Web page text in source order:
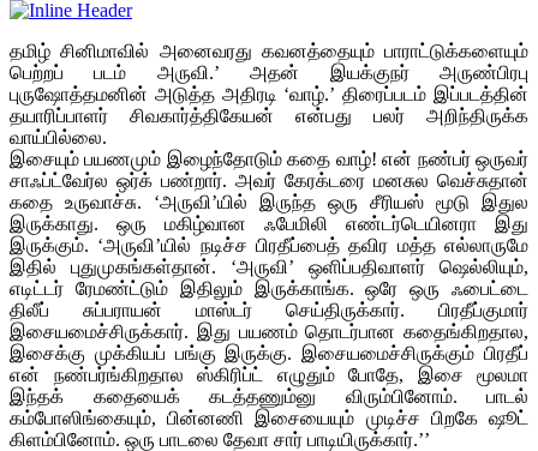
தமிழ் சினிமாவில் அனைவரது கவனத்தையும் பாராட்டுக்களையும்
பெற்றப் படம் அருவி.’ அதன் இயக்குநர் அருண்பிரபு
புருஷோத்தமனின் அடுத்த அதிரடி ‘வாழ்.’ திரைப்படம் இப்படத்தின்
தயாரிப்பாளர் சிவகார்த்திகேயன் என்பது பலர் அறிந்திருக்க
வாய்பில்லை.
இசையும் பயணமும் இழைந்தோடும் கதை வாழ்! என் நண்பர் ஒருவர்
சாஃப்ட்வேர்ல ஒர்க் பண்றார். அவர் கேரக்டரை மனசுல வெச்சுதான்
கதை உருவாச்சு. ‘அருவி’யில் இருந்த ஒரு சீரியஸ் மூடு இதுல
இருக்காது. ஒரு மகிழ்வான ஃபேமிலி எண்டர்டெயினரா இது
இருக்கும். ‘அருவி’யில் நடிச்ச பிரதீப்பைத் தவிர மத்த எல்லாருமே
இதில் புதுமுகங்கள்தான். ‘அருவி’ ஒளிப்பதிவாளர் ஷெல்லியும்,
எடிட்டர் ரேமண்ட்டும் இதிலும் இருக்காங்க. ஒரே ஒரு ஃபைட்டை
திலீப் சுப்பராயன் மாஸ்டர் செய்திருக்கார். பிரதீப்குமார்
இசையமைச்சிருக்கார். இது பயணம் தொடர்பான கதைங்கிறதால,
இசைக்கு முக்கியப் பங்கு இருக்கு. இசையமைச்சிருக்கும் பிரதீப்
என் நண்பர்ங்கிறதால ஸ்கிரிப்ட் எழுதும் போதே, இசை மூலமா
இந்தக் கதையைக் கடத்தணும்னு விரும்பினோம். பாடல்
கம்போஸிங்கையும், பின்னணி இசையையும் முடிச்ச பிறகே ஷூட்
கிளம்பினோம். ஒரு பாடலை தேவா சார் பாடியிருக்கார்.’’